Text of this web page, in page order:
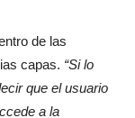
de las
capas. “Si lo
que el usuario
a la